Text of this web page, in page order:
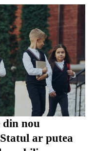
din nou
ar putea